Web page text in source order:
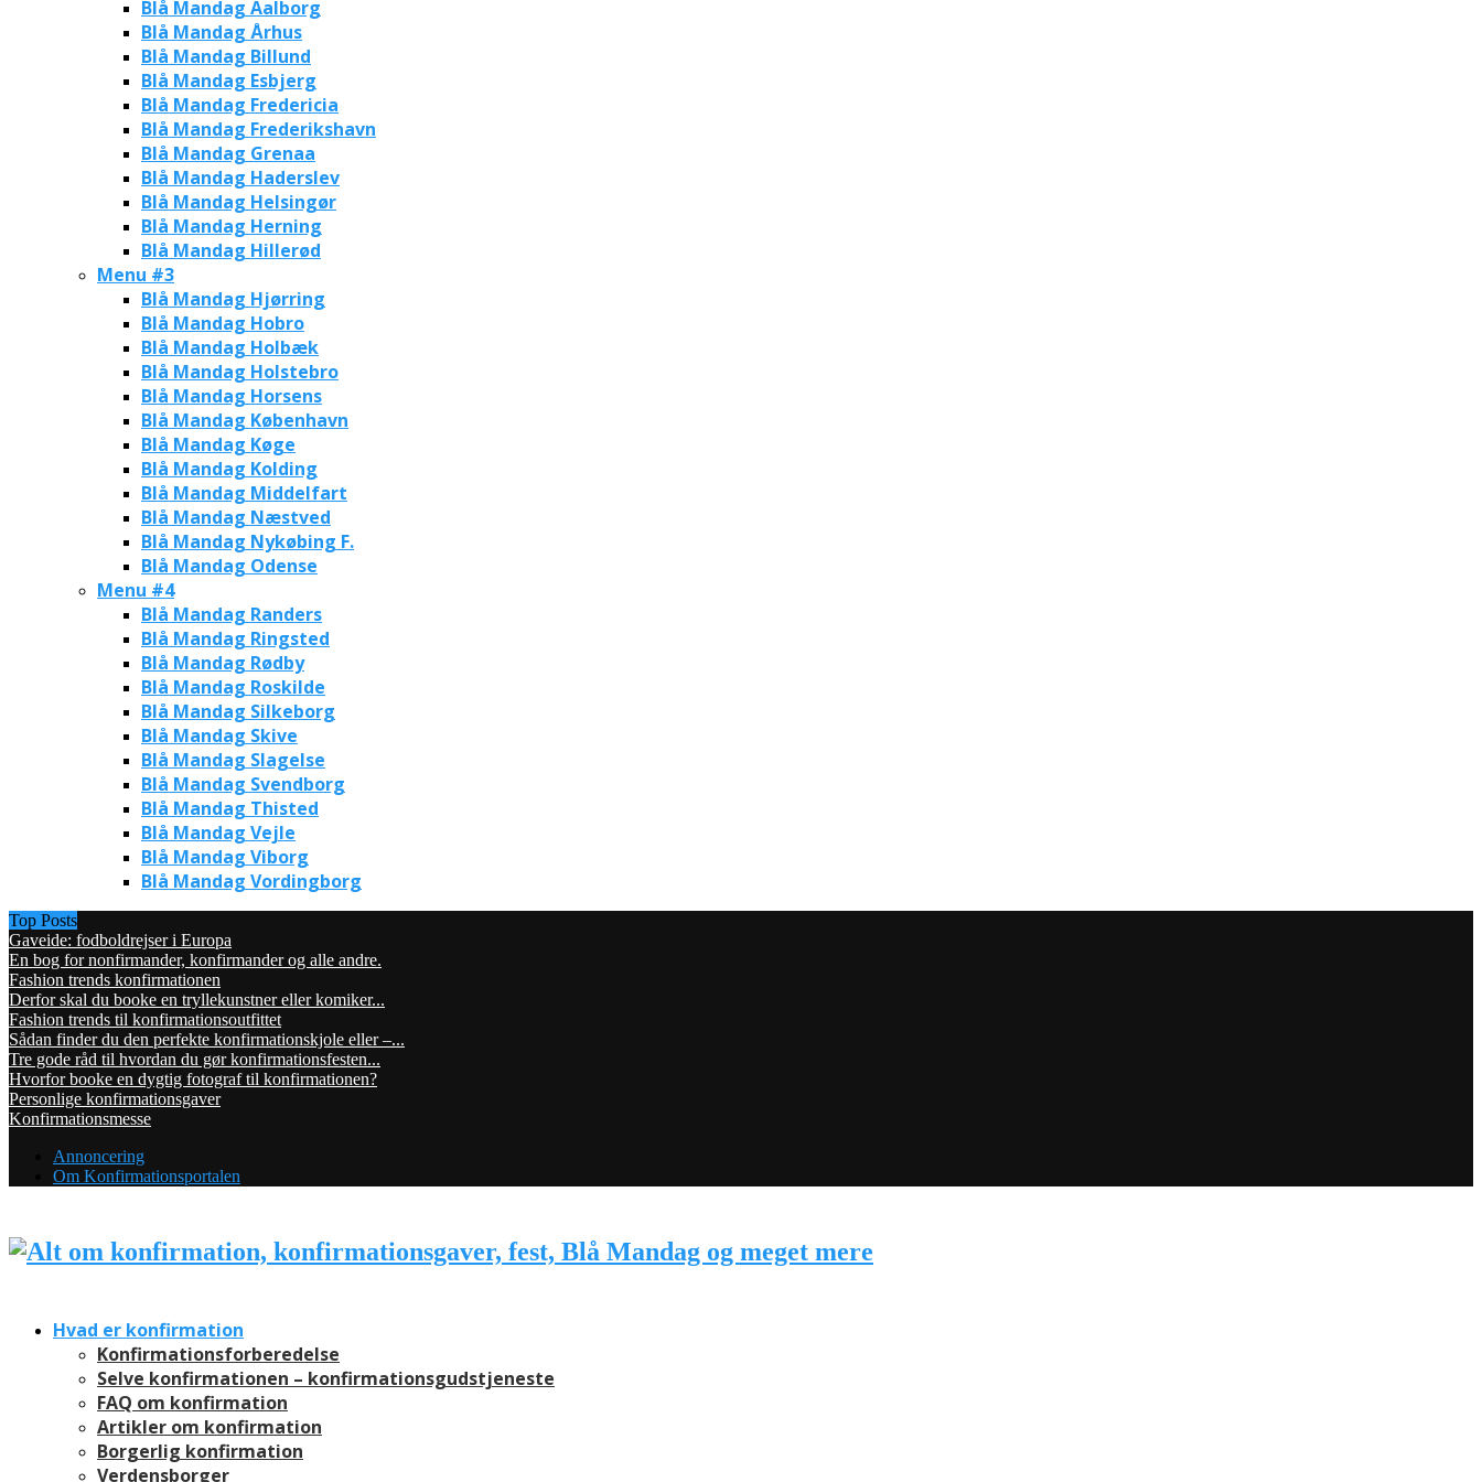
Blå Mandag Aalborg
Blå Mandag Århus
Blå Mandag Billund
Blå Mandag Esbjerg
Blå Mandag Fredericia
Blå Mandag Frederikshavn
Blå Mandag Grenaa
Blå Mandag Haderslev
Blå Mandag Helsingør
Blå Mandag Herning
Blå Mandag Hillerød
Menu #3
Blå Mandag Hjørring
Blå Mandag Hobro
Blå Mandag Holbæk
Blå Mandag Holstebro
Blå Mandag Horsens
Blå Mandag København
Blå Mandag Køge
Blå Mandag Kolding
Blå Mandag Middelfart
Blå Mandag Næstved
Blå Mandag Nykøbing F.
Blå Mandag Odense
Menu #4
Blå Mandag Randers
Blå Mandag Ringsted
Blå Mandag Rødby
Blå Mandag Roskilde
Blå Mandag Silkeborg
Blå Mandag Skive
Blå Mandag Slagelse
Blå Mandag Svendborg
Blå Mandag Thisted
Blå Mandag Vejle
Blå Mandag Viborg
Blå Mandag Vordingborg
Top Posts
Gaveide: fodboldrejser i Europa
En bog for nonfirmander, konfirmander og alle andre.
Fashion trends konfirmationen
Derfor skal du booke en tryllekunstner eller komiker...
Fashion trends til konfirmationsoutfittet
Sådan finder du den perfekte konfirmationskjole eller –...
Tre gode råd til hvordan du gør konfirmationsfesten...
Hvorfor booke en dygtig fotograf til konfirmationen?
Personlige konfirmationsgaver
Konfirmationsmesse
Annoncering
Om Konfirmationsportalen
Hvad er konfirmation
Konfirmationsforberedelse
Selve konfirmationen – konfirmationsgudstjeneste
FAQ om konfirmation
Artikler om konfirmation
Borgerlig konfirmation
Verdensborger